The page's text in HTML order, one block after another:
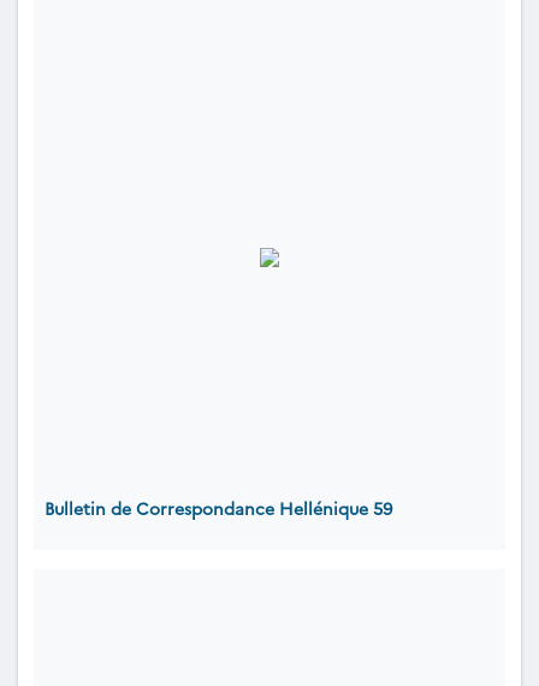
Bulletin de Correspondance Hellénique 59